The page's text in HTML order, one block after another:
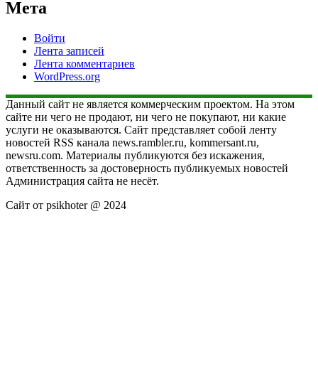
Мета
Войти
Лента записей
Лента комментариев
WordPress.org
Данный сайт не является коммерческим проектом. На этом
сайте ни чего не продают, ни чего не покупают, ни какие
услуги не оказываются. Сайт представляет собой ленту
новостей RSS канала news.rambler.ru, kommersant.ru,
newsru.com. Материалы публикуются без искажения,
ответственность за достоверность публикуемых новостей
Администрация сайта не несёт.
Сайт от psikhoter @ 2024